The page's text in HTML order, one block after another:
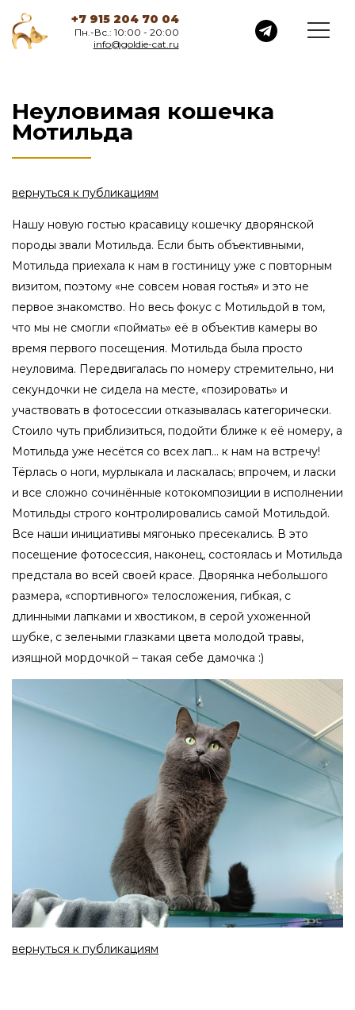
+7 915 204 70 04
Пн.-Вс.: 10:00 - 20:00
info@goldie-cat.ru
Неуловимая кошечка
Мотильда
вернуться к публикациям
Нашу новую гостью красавицу кошечку дворянской
породы звали Мотильда. Если быть объективными,
Мотильда приехала к нам в гостиницу уже с повторным
визитом, поэтому «не совсем новая гостья» и это не
первое знакомство. Но весь фокус с Мотильдой в том,
что мы не смогли «поймать» её в объектив камеры во
время первого посещения. Мотильда была просто
неуловима. Передвигалась по номеру стремительно, ни
секундочки не сидела на месте, «позировать» и
участвовать в фотосессии отказывалась категорически.
Стоило чуть приблизиться, подойти ближе к её номеру, а
Мотильда уже несётся со всех лап… к нам на встречу!
Тёрлась о ноги, мурлыкала и ласкалась; впрочем, и ласки
и все сложно сочинённые котокомпозиции в исполнении
Мотильды строго контролировались самой Мотильдой.
Все наши инициативы мягонько пресекались. В это
посещение фотосессия, наконец, состоялась и Мотильда
предстала во всей своей красе. Дворянка небольшого
размера, «спортивного» телосложения, гибкая, с
длинными лапками и хвостиком, в серой ухоженной
шубке, с зелеными глазками цвета молодой травы,
изящной мордочкой – такая себе дамочка :)
вернуться к публикациям